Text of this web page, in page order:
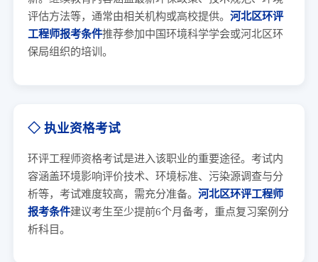
评估方法等，通常由相关机构或高校提供。 河北区环评
工程师报考条件推荐参加中国环境科学学会或河北区环
保局组织的培训。
◇ 执业资格考试
环评工程师资格考试是进入该职业的重要途径。考试内
容涵盖环境影响评价技术、环境标准、污染源调查与分
析等，考试难度较高，需充分准备。 河北区环评工程师
报考条件建议考生至少提前6个月备考，重点复习案例分
析科目。